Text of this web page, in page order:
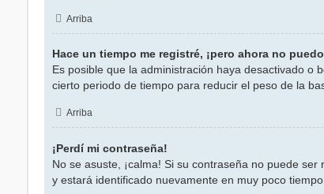
Arriba
Hace un tiempo me registré, ¡pero ahora no
Es posible que la administración haya desactivado o
cierto periodo de tiempo para reducir el peso de la
Arriba
¡Perdí mi contraseña!
No se asuste, ¡calma! Si su contraseña no puede
y estará identificado nuevamente en muy poco tiempo.